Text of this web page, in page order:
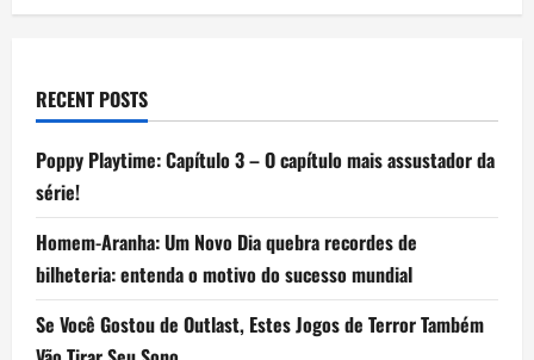
hotel
RECENT POSTS
Poppy Playtime: Capítulo 3 – O capítulo mais assustador da
série!
Homem-Aranha: Um Novo Dia quebra recordes de
bilheteria: entenda o motivo do sucesso mundial
Se Você Gostou de Outlast, Estes Jogos de Terror Também